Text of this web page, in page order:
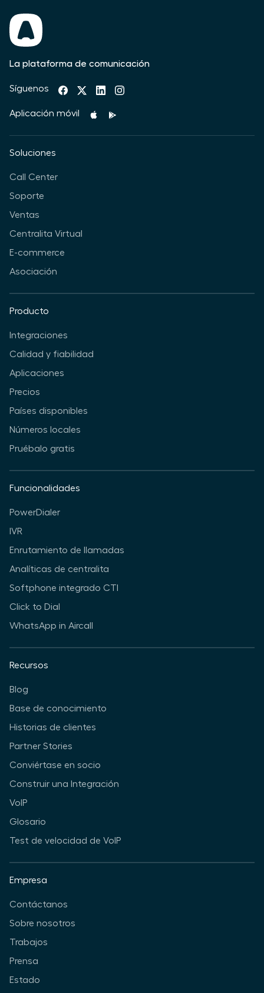
La plataforma de comunicación
Síguenos
Aplicación móvil
Soluciones
Call Center
Soporte
Ventas
Centralita Virtual
E-commerce
Asociación
Producto
Integraciones
Calidad y fiabilidad
Aplicaciones
Precios
Países disponibles
Números locales
Pruébalo gratis
Funcionalidades
PowerDialer
IVR
Enrutamiento de llamadas
Analíticas de centralita
Softphone integrado CTI
Click to Dial
WhatsApp in Aircall
Recursos
Blog
Base de conocimiento
Historias de clientes
Partner Stories
Conviértase en socio
Construir una Integración
VoIP
Glosario
Test de velocidad de VoIP
Empresa
Contáctanos
Sobre nosotros
Trabajos
Prensa
Estado